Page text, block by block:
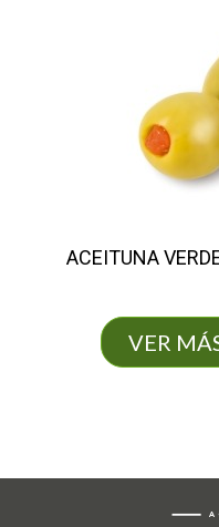
ACEITUNA
VER